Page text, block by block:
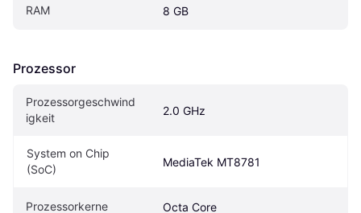
RAM 8 GB
Prozessor
Prozessorgeschwind
igkeit
2.0 GHz
System on Chip
(SoC)
MediaTek MT8781
Prozessorkerne Octa Core